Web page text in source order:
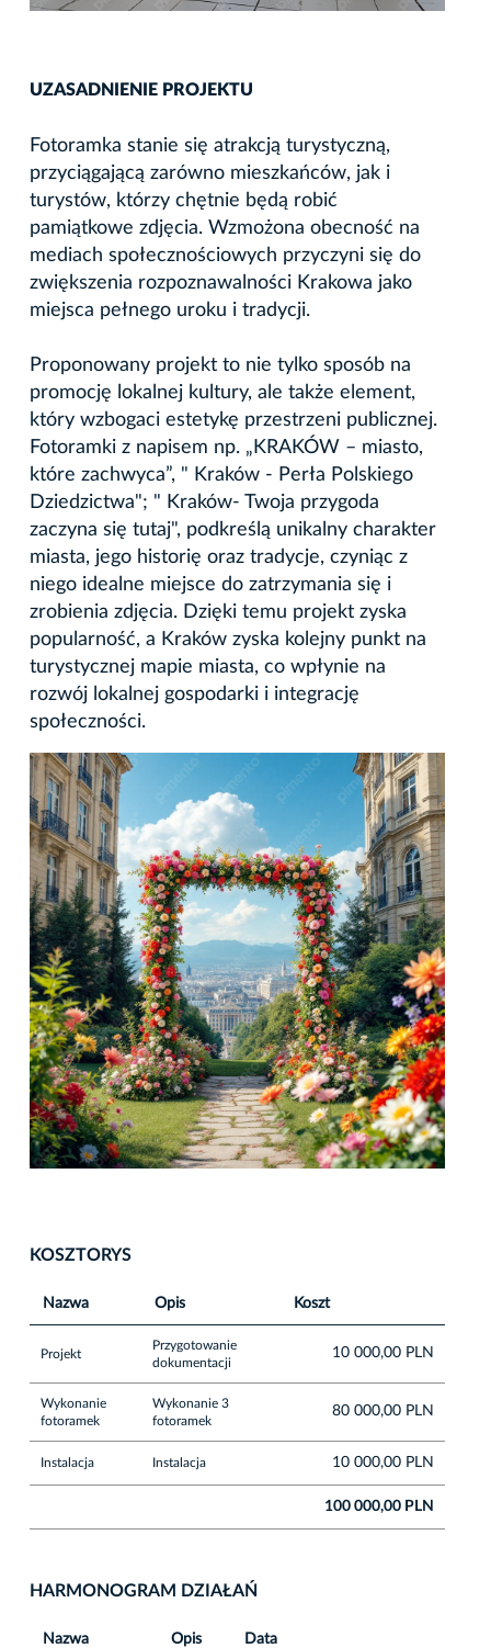
UZASADNIENIE PROJEKTU
Fotoramka stanie się atrakcją turystyczną,
przyciągającą zarówno mieszkańców, jak i
turystów, którzy chętnie będą robić
pamiątkowe zdjęcia. Wzmożona obecność na
mediach społecznościowych przyczyni się do
zwiększenia rozpoznawalności Krakowa jako
miejsca pełnego uroku i tradycji.
Proponowany projekt to nie tylko sposób na
promocję lokalnej kultury, ale także element,
który wzbogaci estetykę przestrzeni publicznej.
Fotoramki z napisem np. „KRAKÓW – miasto,
które zachwyca”, " Kraków - Perła Polskiego
Dziedzictwa"; " Kraków- Twoja przygoda
zaczyna się tutaj", podkreślą unikalny charakter
miasta, jego historię oraz tradycje, czyniąc z
niego idealne miejsce do zatrzymania się i
zrobienia zdjęcia. Dzięki temu projekt zyska
popularność, a Kraków zyska kolejny punkt na
turystycznej mapie miasta, co wpłynie na
rozwój lokalnej gospodarki i integrację
społeczności.
KOSZTORYS
Nazwa Opis Koszt
Projekt
Przygotowanie
dokumentacji
10 000,00 PLN
Wykonanie
fotoramek
Wykonanie 3
fotoramek
80 000,00 PLN
Instalacja Instalacja 10 000,00 PLN
100 000,00 PLN
HARMONOGRAM DZIAŁAŃ
Nazwa Opis Data